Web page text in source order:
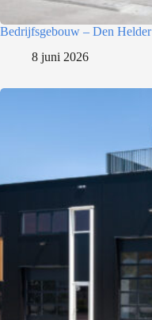
Bedrijfsgebouw – Den Helder
8 juni 2026